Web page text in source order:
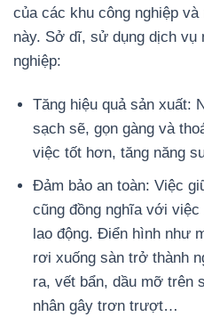
của các khu công nghiệp
này. Sở dĩ, sử dụng dịch vụ
nghiệp:
Tăng hiệu quả sản xuất:
sạch sẽ, gọn gàng và
việc tốt hơn, tăng năng
Đảm bảo an toàn: Việc
cũng đồng nghĩa với
lao động. Điển hình như
rơi xuống sàn trở thành
ra, vết bẩn, dầu mỡ trên
nhân gây trơn trượt…